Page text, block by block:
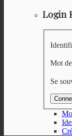
Login
Mot
Se